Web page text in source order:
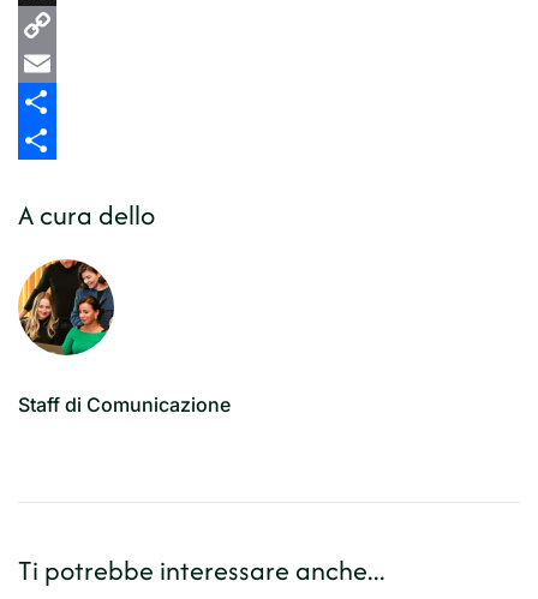
X
Copy
Link
Email
Share
A cura dello
Staff di Comunicazione
Ti potrebbe interessare anche...